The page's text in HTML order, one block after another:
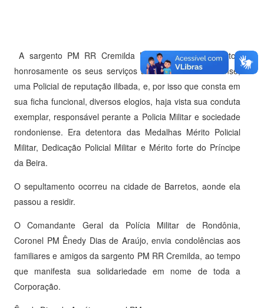
A sargento PM RR Cremilda Matias de Sousa prestou
honrosamente os seus serviços a sociedade rondoniense,
uma Policial de reputação ilibada, e, por isso que consta em
sua ficha funcional, diversos elogios, haja vista sua conduta
exemplar, responsável perante a Policia Militar e sociedade
rondoniense. Era detentora das Medalhas Mérito Policial
Militar, Dedicação Policial Militar e Mérito forte do Príncipe
da Beira.
O sepultamento ocorreu na cidade de Barretos, aonde ela
passou a residir.
O Comandante Geral da Polícia Militar de Rondônia,
Coronel PM Ênedy Dias de Araújo, envia condolências aos
familiares e amigos da sargento PM RR Cremilda, ao tempo
que manifesta sua solidariedade em nome de toda a
Corporação.